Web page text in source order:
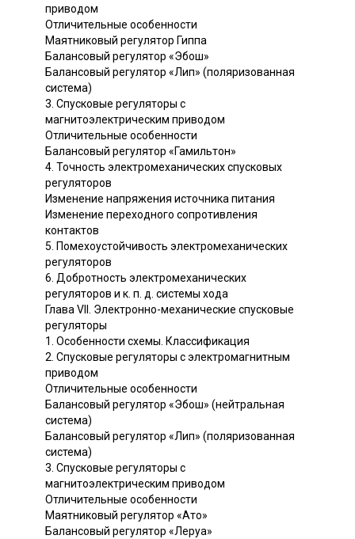
приводом
Отличительные особенности
Маятниковый регулятор Гиппа
Балансовый регулятор «Эбош»
Балансовый регулятор «Лип» (поляризованная
система)
3. Спусковые регуляторы с
магнитоэлектрическим приводом
Отличительные особенности
Балансовый регулятор «Гамильтон»
4. Точность электромеханических спусковых
регуляторов
Изменение напряжения источника питания
Изменение переходного сопротивления
контактов
5. Помехоустойчивость электромеханических
регуляторов
6. Добротность электромеханических
регуляторов и к. п. д. системы хода
Глава VII. Электронно-механические спусковые
регуляторы
1. Особенности схемы. Классификация
2. Спусковые регуляторы с электромагнитным
приводом
Отличительные особенности
Балансовый регулятор «Эбош» (нейтральная
система)
Балансовый регулятор «Лип» (поляризованная
система)
3. Спусковые регуляторы с
магнитоэлектрическим приводом
Отличительные особенности
Маятниковый регулятор «Ато»
Балансовый регулятор «Леруа»